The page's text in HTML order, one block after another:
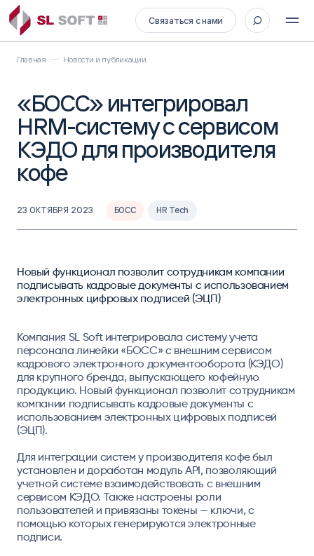
Связаться с нами
Главная Новости и публикации
«БОСС» интегрировал
HRM-систему с сервисом
КЭДО для производителя
кофе
23 ОКТЯБРЯ 2023 БОСС HR Tech
Новый функционал позволит сотрудникам компании
подписывать кадровые документы с использованием
электронных цифровых подписей (ЭЦП)
Компания SL Soft интегрировала систему учета
персонала линейки «БОСС» с внешним сервисом
кадрового электронного документооборота (КЭДО)
для крупного бренда, выпускающего кофейную
продукцию. Новый функционал позволит сотрудникам
компании подписывать кадровые документы с
использованием электронных цифровых подписей
(ЭЦП).
Для интеграции систем у производителя кофе был
установлен и доработан модуль API, позволяющий
учетной системе взаимодействовать с внешним
сервисом КЭДО. Также настроены роли
пользователей и привязаны токены — ключи, с
помощью которых генерируются электронные
подписи.